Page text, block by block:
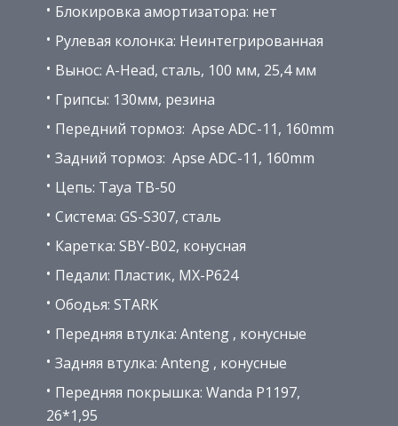
Блокировка амортизатора: нет
Рулевая колонка: Неинтегрированная
Вынос: A-Head, сталь, 100 мм, 25,4 мм
Грипсы: 130мм, резина
Передний тормоз: Apse ADC-11, 160mm
Задний тормоз: Apse ADC-11, 160mm
Цепь: Taya TB-50
Система: GS-S307, сталь
Каретка: SBY-B02, конусная
Педали: Пластик, MX-P624
Ободья: STARK
Передняя втулка: Anteng , конусные
Задняя втулка: Anteng , конусные
Передняя покрышка: Wanda P1197,
26*1,95